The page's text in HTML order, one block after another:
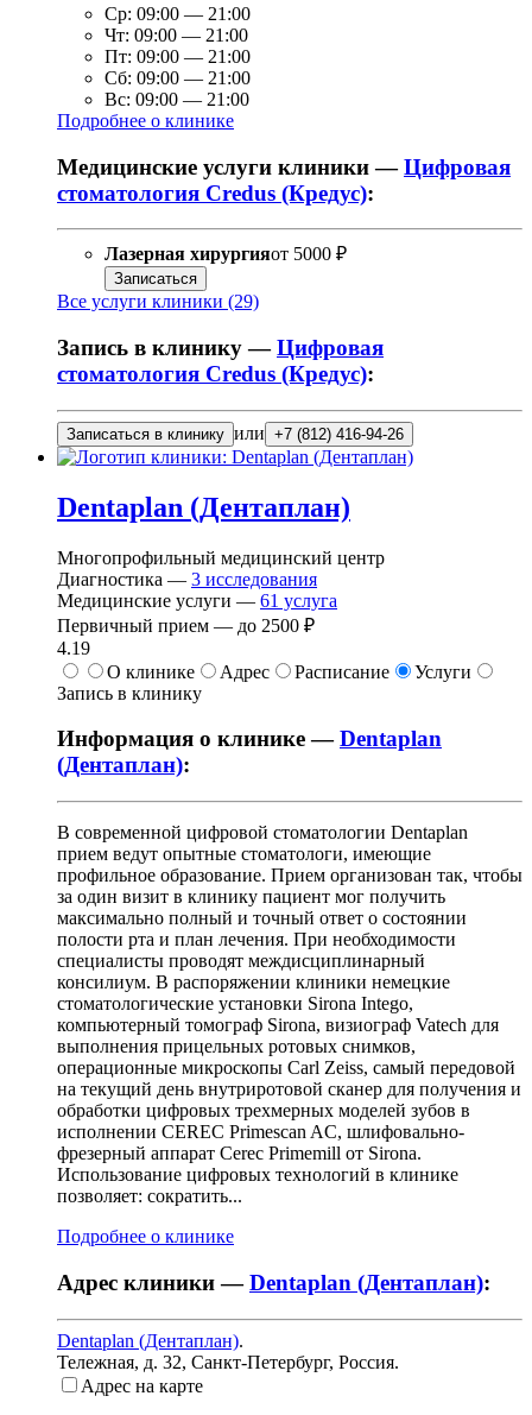
Ср: 09:00 — 21:00
Чт: 09:00 — 21:00
Пт: 09:00 — 21:00
Сб: 09:00 — 21:00
Вс: 09:00 — 21:00
Подробнее о клинике
Медицинские услуги клиники —Цифровая
стоматология Credus (Кредус):
Лазерная хирургияот 5000 ₽
Записаться
Все услуги клиники (29)
Запись в клинику —Цифровая
стоматология Credus (Кредус):
Записаться в клинику или +7 (812) 416-94-26
Dentaplan (Дентаплан)
Многопрофильный медицинский центр
Диагностика — 3 исследования
Медицинские услуги — 61 услуга
Первичный прием — до 2500 ₽
4.19
О клинике
Адрес Расписание
Услуги
Запись в клинику
Информация о клинике —Dentaplan
(Дентаплан):
В современной цифровой стоматологии Dentaplan
прием ведут опытные стоматологи, имеющие
профильное образование. Прием организован так, чтобы
за один визит в клинику пациент мог получить
максимально полный и точный ответ о состоянии
полости рта и план лечения. При необходимости
специалисты проводят междисциплинарный
консилиум. В распоряжении клиники немецкие
стоматологические установки Sirona Intego,
компьютерный томограф Sirona, визиограф Vatech для
выполнения прицельных ротовых снимков,
операционные микроскопы Carl Zeiss, самый передовой
на текущий день внутриротовой сканер для получения и
обработки цифровых трехмерных моделей зубов в
исполнении CEREC Primescan AC, шлифовально-
фрезерный аппарат Cerec Primemill от Sirona.
Использование цифровых технологий в клинике
позволяет: сократить...
Подробнее о клинике
Адрес клиники —Dentaplan (Дентаплан):
Dentaplan (Дентаплан).
Тележная, д. 32, Санкт-Петербург, Россия.
Адрес на карте